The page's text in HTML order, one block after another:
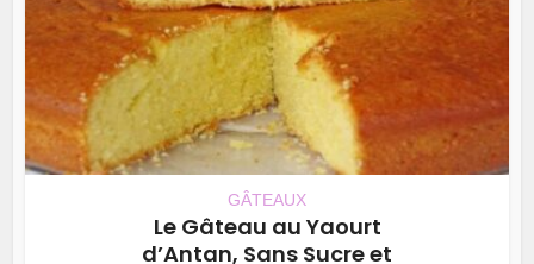
GÂTEAUX
Le Gâteau au Yaourt
d’Antan, Sans Sucre et